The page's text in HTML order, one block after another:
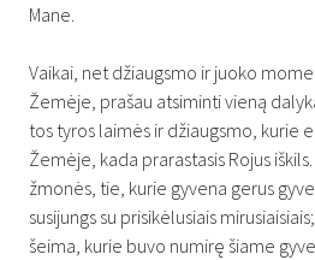
Mane.
Vaikai, net džiaugsmo ir juoko
Žemėje, prašau atsiminti vieną
tos tyros laimės ir džiaugsmo, kurie
Žemėje, kada prarastasis Rojus
žmonės, tie, kurie gyvena gerus
susijungs su prisikėlusiais
šeima, kurie buvo numirę šiame